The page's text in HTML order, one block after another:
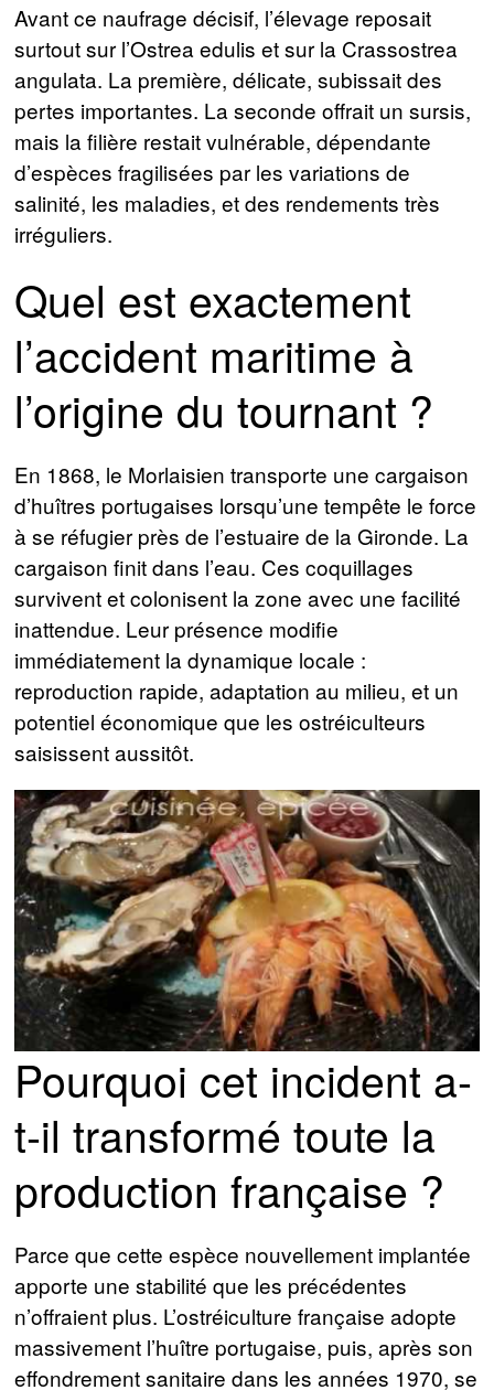
Avant ce naufrage décisif, l’élevage reposait
surtout sur l’Ostrea edulis et sur la Crassostrea
angulata. La première, délicate, subissait des
pertes importantes. La seconde offrait un sursis,
mais la filière restait vulnérable, dépendante
d’espèces fragilisées par les variations de
salinité, les maladies, et des rendements très
irréguliers.
Quel est exactement
l’accident maritime à
l’origine du tournant ?
En 1868, le Morlaisien transporte une cargaison
d’huîtres portugaises lorsqu’une tempête le force
à se réfugier près de l’estuaire de la Gironde. La
cargaison finit dans l’eau. Ces coquillages
survivent et colonisent la zone avec une facilité
inattendue. Leur présence modifie
immédiatement la dynamique locale :
reproduction rapide, adaptation au milieu, et un
potentiel économique que les ostréiculteurs
saisissent aussitôt.
Pourquoi cet incident a-
t-il transformé toute la
production française ?
Parce que cette espèce nouvellement implantée
apporte une stabilité que les précédentes
n’offraient plus. L’ostréiculture française adopte
massivement l’huître portugaise, puis, après son
effondrement sanitaire dans les années 1970, se